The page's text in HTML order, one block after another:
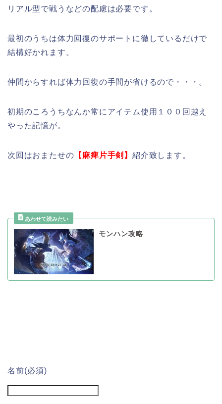
リアル型で戦うなどの配慮は必要です。
最初のうちは体力回復のサポートに徹しているだけで
結構好かれます。
仲間からすれば体力回復の手間が省けるので・・・。
初期のころうちなんか常にアイテム使用１００回越え
やった記憶が。
次回はおまたせの 【麻痺片手剣】紹介致します。
モンハン攻略
名前(必須)